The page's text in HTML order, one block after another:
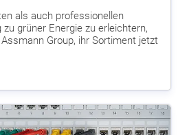
als auch professionellen
zu grüner Energie zu erleichtern,
Group, ihr Sortiment jetzt